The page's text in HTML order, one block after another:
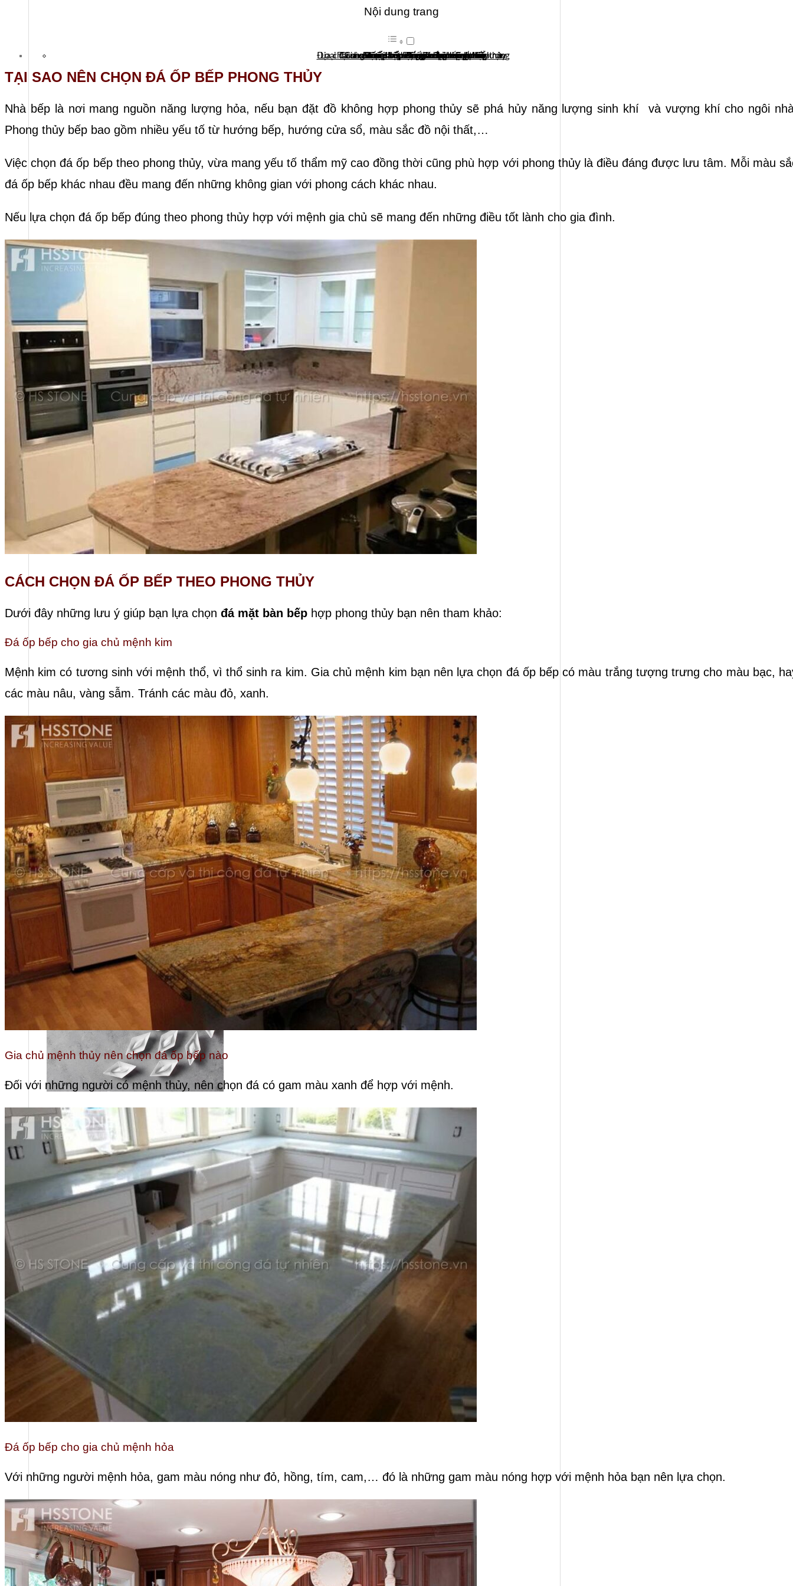
Tổng quan doanh nghiệp
Ban lãnh đạo
Nội dung trang
Tại sao nên chọn đá ốp bếp phong thủy
Cách chọn đá ốp bếp theo phong thủy
Đá ốp bếp cho gia chủ mệnh kim
Gia chủ mệnh thủy nên chọn đá ốp bếp nào
Đá ốp bếp cho gia chủ mệnh hỏa
Đá ốp bếp cho gia chủ mệnh thổ
Đá ốp bếp cho gia chủ mệnh mộc
Loại đá nào được sử dụng đá ốp bếp phong thủy
Đá granite
Đá marble
Đá nhân tạo
Địa chỉ cung cấp đá ốp bếp phong thủy chất lượng
TẠI SAO NÊN CHỌN ĐÁ ỐP BẾP PHONG THỦY
Nhà bếp là nơi mang nguồn năng lượng hỏa, nếu bạn đặt đồ không hợp phong thủy sẽ phá hủy năng lượng sinh khí và vượng khí cho ngôi
Phong thủy bếp bao gồm nhiều yếu tố từ hướng bếp, hướng cửa sổ, màu sắc đồ nội thất,…
Việc chọn đá ốp bếp theo phong thủy, vừa mang yếu tố thẩm mỹ cao đồng thời cũng phù hợp với phong thủy là điều đáng được lưu tâm. Mỗi màu
đá ốp bếp khác nhau đều mang đến những không gian với phong cách khác nhau.
Nếu lựa chọn đá ốp bếp đúng theo phong thủy hợp với mệnh gia chủ sẽ mang đến những điều tốt lành cho gia đình.
CÁCH CHỌN ĐÁ ỐP BẾP THEO PHONG THỦY
Dưới đây những lưu ý giúp bạn lựa chọn đá mặt bàn bếp hợp phong thủy bạn nên tham khảo:
Đá ốp bếp cho gia chủ mệnh kim
Mệnh kim có tương sinh với mệnh thổ, vì thổ sinh ra kim. Gia chủ mệnh kim bạn nên lựa chọn đá ốp bếp có màu trắng tượng trưng cho màu bạc,
các màu nâu, vàng sẫm. Tránh các màu đỏ, xanh.
Gia chủ mệnh thủy nên chọn đá ốp bếp nào
Đối với những người có mệnh thủy, nên chọn đá có gam màu xanh để hợp với mệnh.
Đá ốp bếp cho gia chủ mệnh hỏa
Với những người mệnh hỏa, gam màu nóng như đỏ, hồng, tím, cam,… đó là những gam màu nóng hợp với mệnh hỏa bạn nên lựa chọn.